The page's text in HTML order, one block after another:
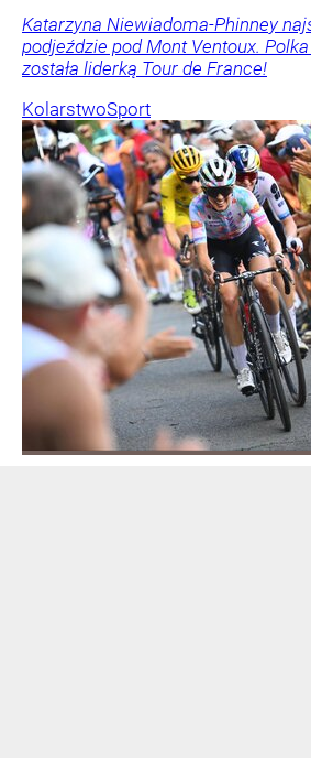
Katarzyna Niewiadoma-Phinney
podjeździe pod Mont Ventoux.
została liderką Tour de France!
KolarstwoSport